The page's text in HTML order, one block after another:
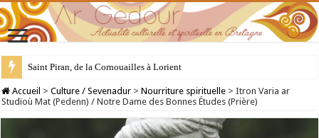
28 juillet : Saint Samson de Dol, père de la Bretagne chrétienne
Accueil > Culture / Sevenadur > Nourriture spirituelle > Itron Varia ar
Studïoù Mat (Pedenn) / Notre Dame des Bonnes Études (Prière)